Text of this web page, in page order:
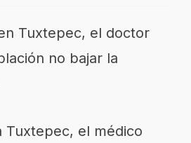
Tuxtepec, el doctor
no bajar la
Tuxtepec, el médico